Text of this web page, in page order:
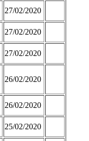
27/02/2020
27/02/2020
27/02/2020
26/02/2020
26/02/2020
25/02/2020